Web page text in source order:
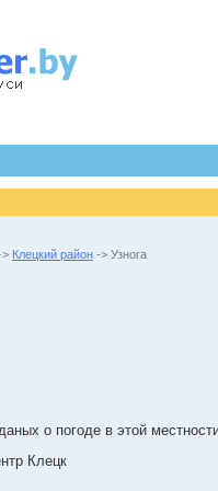
> Клецкий район -> Узнога
о погоде в этой
Клецк